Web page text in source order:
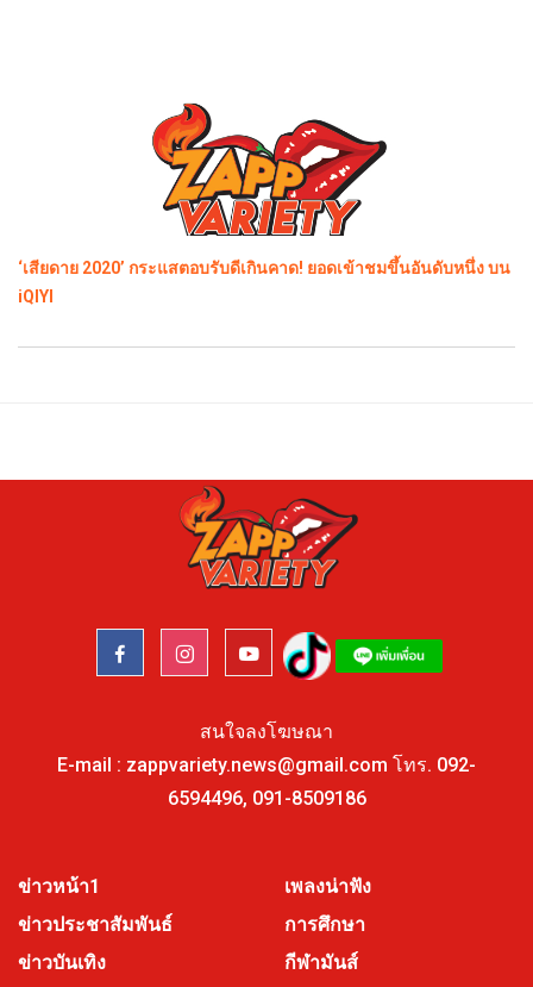
‘เสียดาย 2020’ กระแสตอบรับดีเกินคาด! ยอดเข้าชมขึ้นอันดับหนึ่ง บน
iQIYI
สนใจลงโฆษณา
E-mail : zappvariety.news@gmail.com โทร. 092-
6594496, 091-8509186
ข่าวหน้า1
ข่าวประชาสัมพันธ์
ข่าวบันเทิง
เพลงน่าฟัง
การศึกษา
กีฬามันส์